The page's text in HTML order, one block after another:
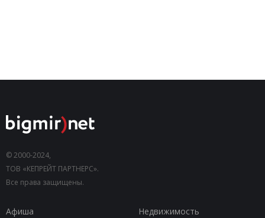
© 2000-2024,
ТОВ «КЕПРЕЙТ ПАРТНЕРС».
Все права защищены.
Афиша
Недвижимость